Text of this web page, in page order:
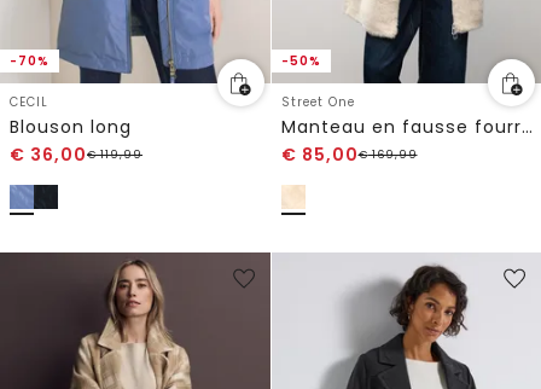
-70%
CECIL
Blouson long
€ 36,00€119,99
-50%
Street One
Manteau en fausse fourrure avec capuche
€ 85,00€169,99